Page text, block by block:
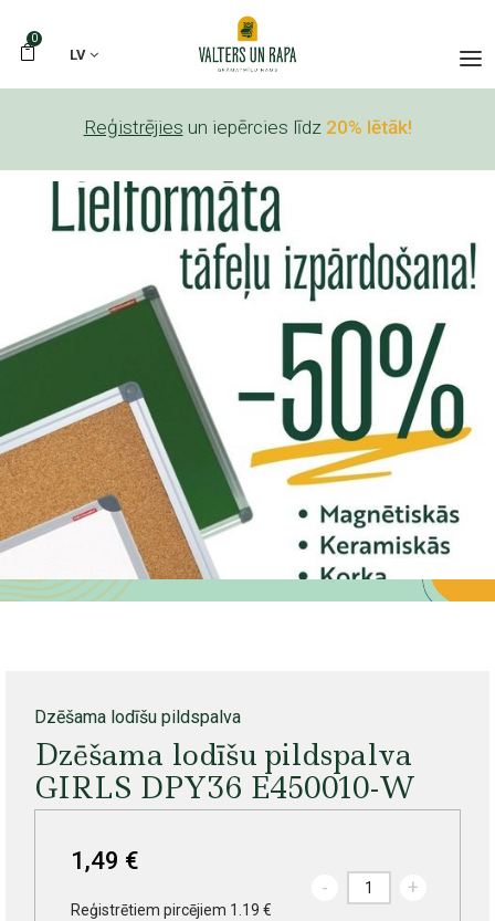
0
LV
Reģistrējies un iepērcies līdz 20% lētāk!
Dzēšama lodīšu pildspalva
Dzēšama lodīšu pildspalva
GIRLS DPY36 E450010-W
1,49 €
Reģistrētiem pircējiem 1.19 €
- +